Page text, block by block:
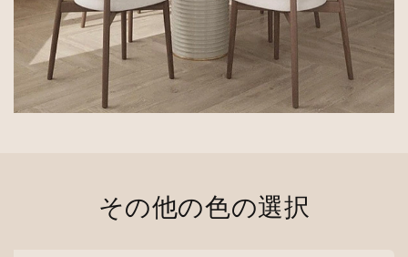
その他の色の選択